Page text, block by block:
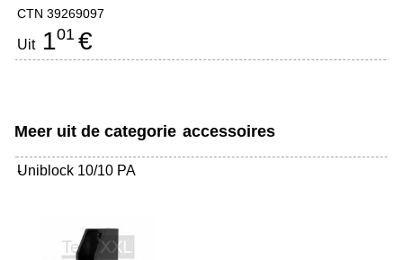
CTN 39269097
Uit101 €
Meer uit de categorie accessoires
Uniblock 10/10 PA
-